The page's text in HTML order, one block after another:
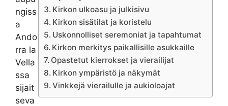
Kirkon ulkoasu ja julkisivu
Kirkon sisätilat ja koristelu
Uskonnolliset seremoniat ja tapahtumat
Kirkon merkitys paikallisille asukkaille
Opastetut kierrokset ja vierailijat
Kirkon ympäristö ja näkymät
Vinkkejä vierailulle ja aukioloajat
ngiss
a
Ando
rra la
Vella
ssa
sijait
seva